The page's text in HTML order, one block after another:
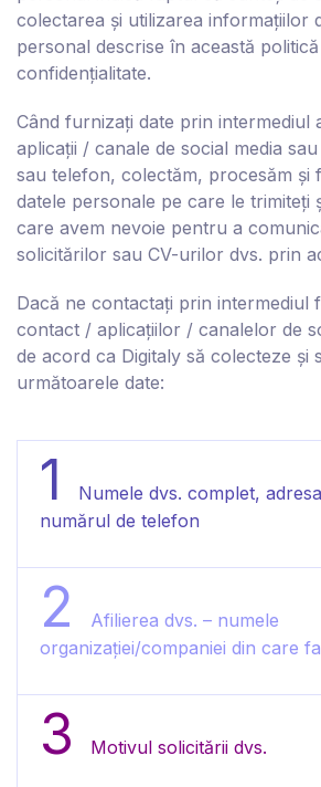
colectarea și utilizarea informațiilor
personal descrise în această
confidențialitate.
Când furnizați date prin intermediul
aplicații / canale de social media
sau telefon, colectăm, procesăm și
datele personale pe care le trimiteți
care avem nevoie pentru a
solicitărilor sau CV-urilor dvs. prin
Dacă ne contactați prin intermediul
contact / aplicațiilor / canalelor de
de acord ca Digitaly să colecteze și
următoarele date:
1
Numele dvs. complet,
numărul de telefon
2
Afilierea dvs. – numele
organizației/companiei din care
3 Motivul solicitării dvs.